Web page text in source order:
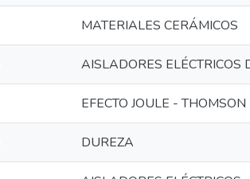
MATERIALES CERÁMICOS
AISLADORES ELÉCTRICOS
EFECTO JOULE - THOMSON
DUREZA